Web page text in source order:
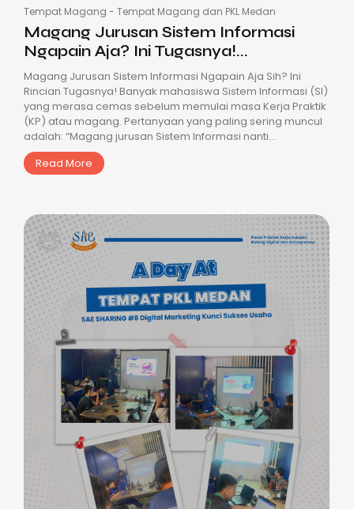
Tempat Magang - Tempat Magang dan PKL Medan
Magang Jurusan Sistem Informasi
Ngapain Aja? Ini Tugasnya!...
Magang Jurusan Sistem Informasi Ngapain Aja Sih? Ini
Rincian Tugasnya! Banyak mahasiswa Sistem Informasi (SI)
yang merasa cemas sebelum memulai masa Kerja Praktik
(KP) atau magang. Pertanyaan yang paling sering muncul
adalah: “Magang jurusan Sistem Informasi nanti...
Read More